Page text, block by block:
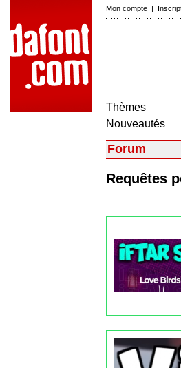
Mon compte |
Thèmes
Nouveautés
Forum
Requêtes